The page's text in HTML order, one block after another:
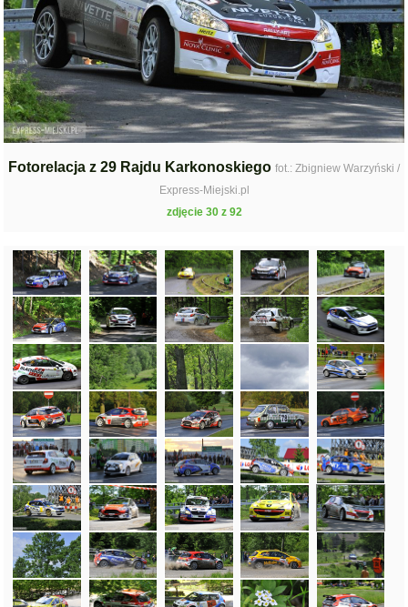
Fotorelacja z 29 Rajdu Karkonoskiego fot.: Zbigniew Warzyński /
Express-Miejski.pl
zdjęcie 30 z 92